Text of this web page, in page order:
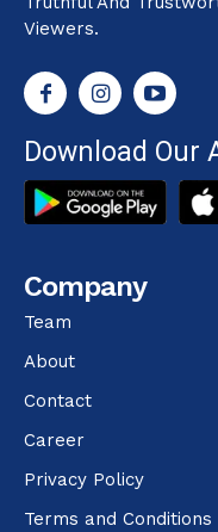
Viewers.
Download Our
Company
Team
About
Contact
Career
Privacy Policy
Terms and Conditions